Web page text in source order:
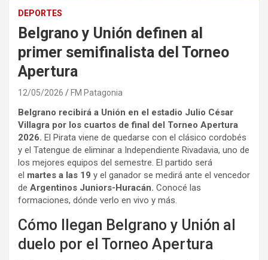
DEPORTES
Belgrano y Unión definen al
primer semifinalista del Torneo
Apertura
12/05/2026 FM Patagonia
Belgrano recibirá a Unión en el estadio Julio César
Villagra por los cuartos de final del Torneo Apertura
2026. El Pirata viene de quedarse con el clásico cordobés
y el Tatengue de eliminar a Independiente Rivadavia, uno de
los mejores equipos del semestre. El partido será
el martes a las 19 y el ganador se medirá ante el vencedor
de Argentinos Juniors-Huracán. Conocé las
formaciones, dónde verlo en vivo y más.
Cómo llegan Belgrano y Unión al
duelo por el Torneo Apertura